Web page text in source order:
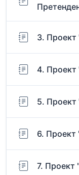
3. Проект
4. Проект
5.
6.
7. Проект